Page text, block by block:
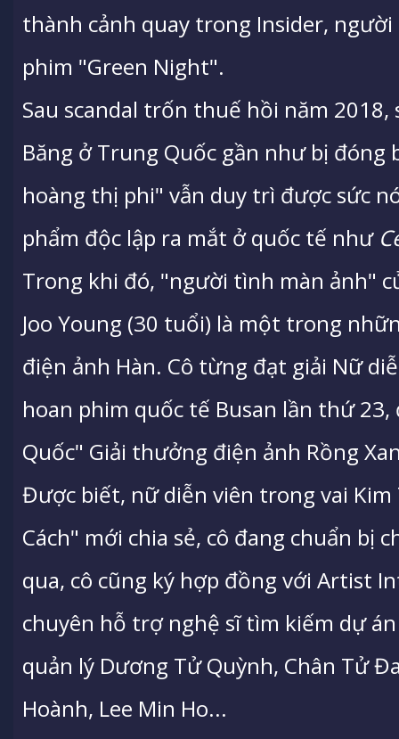
thành cảnh quay trong Insider,
phim "Green Night".
Sau scandal trốn thuế hồi năm 2018,
Băng ở Trung Quốc gần như bị đóng
hoàng thị phi" vẫn duy trì được sức
phẩm độc lập ra mắt ở quốc tế như
Trong khi đó, "người tình màn ảnh"
Joo Young (30 tuổi) là một trong
điện ảnh Hàn. Cô từng đạt giải Nữ
hoan phim quốc tế Busan lần thứ
Quốc" Giải thưởng điện ảnh Rồng
Được biết, nữ diễn viên trong vai Kim
Cách" mới chia sẻ, cô đang chuẩn bị
qua, cô cũng ký hợp đồng với Artist
chuyên hỗ trợ nghệ sĩ tìm kiếm dự
quản lý Dương Tử Quỳnh, Chân Tử
Hoành, Lee Min Ho...